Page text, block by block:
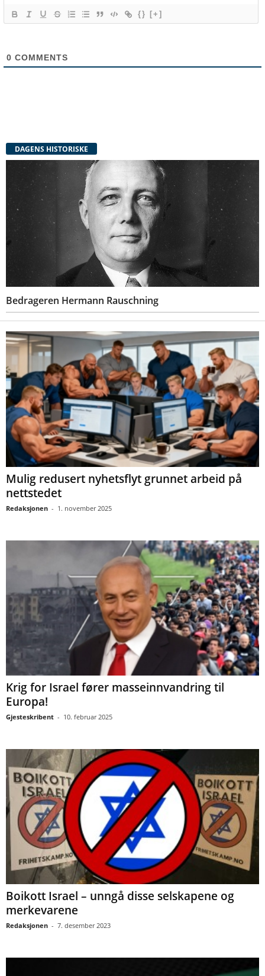
{} [+]
0 COMMENTS
DAGENS HISTORISKE
Bedrageren Hermann Rauschning
Mulig redusert nyhetsflyt grunnet arbeid på
nettstedet
Redaksjonen - 1. november 2025
Krig for Israel fører masseinnvandring til
Europa!
Gjesteskribent - 10. februar 2025
Boikott Israel – unngå disse selskapene og
merkevarene
Redaksjonen - 7. desember 2023